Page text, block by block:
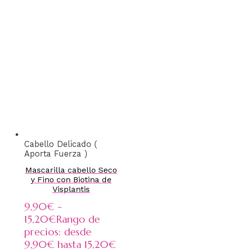
Cabello Delicado (
Aporta Fuerza )
Mascarilla cabello Seco
y Fino con Biotina de
Visplantis
9,90€ -
15,20€Rango de
precios: desde
9,90€ hasta 15,20€